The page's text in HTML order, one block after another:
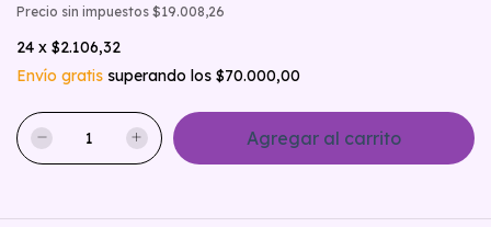
Precio sin impuestos $19.008,26
24 x $2.106,32
Envío gratis superando los $70.000,00